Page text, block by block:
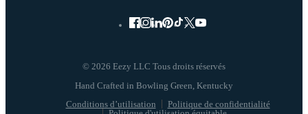
© 2026 Eezy LLC Tous droits réservés
Conditions d’utilisation
Politique de confidentialité